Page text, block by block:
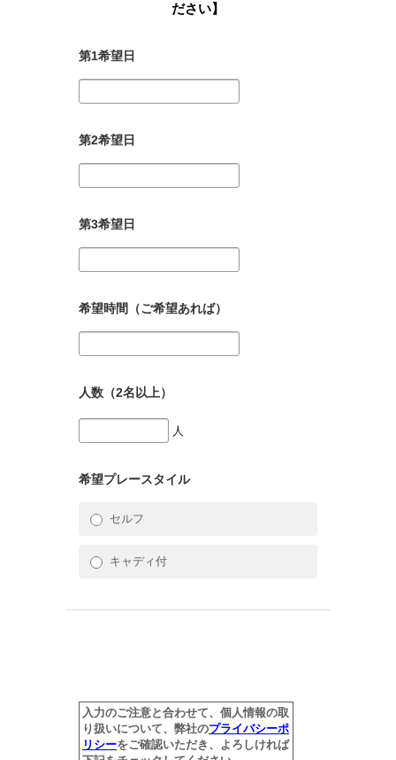
ださい】
第1希望日
第2希望日
第3希望日
希望時間（ご希望あれば）
人数（2名以上）
人
希望プレースタイル
セルフ
キャディ付
入力のご注意と合わせて、個人情報の取
り扱いについて、弊社のプライバシーポ
リシーをご確認いただき、よろしければ